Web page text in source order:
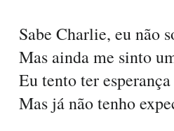
Sabe Charlie, eu não
Mas ainda me sinto
Eu tento ter esperança
Mas já não tenho